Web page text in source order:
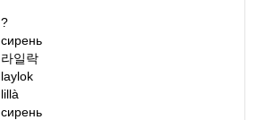
?
сирень
라일락
laylok
lillà
сирень